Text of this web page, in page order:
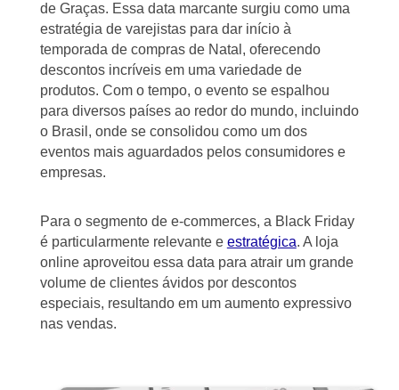
de Graças. Essa data marcante surgiu como uma
estratégia de varejistas para dar início à
temporada de compras de Natal, oferecendo
descontos incríveis em uma variedade de
produtos. Com o tempo, o evento se espalhou
para diversos países ao redor do mundo, incluindo
o Brasil, onde se consolidou como um dos
eventos mais aguardados pelos consumidores e
empresas.
Para o segmento de e-commerces, a Black Friday
é particularmente relevante e estratégica. A loja
online aproveitou essa data para atrair um grande
volume de clientes ávidos por descontos
especiais, resultando em um aumento expressivo
nas vendas.